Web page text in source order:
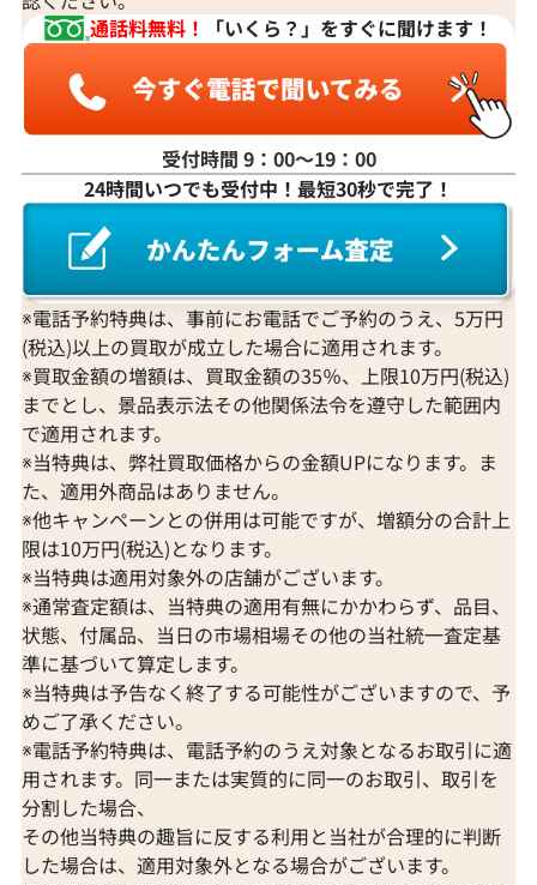
通話料無料！
「いくら？」をすぐに聞けます！
受付時間 9：00〜19：00
24時間いつでも受付中！最短30秒で完了！
※電話予約特典は、事前にお電話でご予約のうえ、5万円
(税込)以上の買取が成立した場合に適用されます。
※買取金額の増額は、買取金額の35％、上限10万円(税込)
までとし、景品表示法その他関係法令を遵守した範囲内
で適用されます。
※当特典は、弊社買取価格からの金額UPになります。ま
た、適用外商品はありません。
※他キャンペーンとの併用は可能ですが、増額分の合計上
限は10万円(税込)となります。
※当特典は適用対象外の店舗がございます。
※通常査定額は、当特典の適用有無にかかわらず、品目、
状態、付属品、当日の市場相場その他の当社統一査定基
準に基づいて算定します。
※当特典は予告なく終了する可能性がございますので、予
めご了承ください。
※電話予約特典は、電話予約のうえ対象となるお取引に適
用されます。同一または実質的に同一のお取引、取引を
分割した場合、
その他当特典の趣旨に反する利用と当社が合理的に判断
した場合は、適用対象外となる場合がございます。